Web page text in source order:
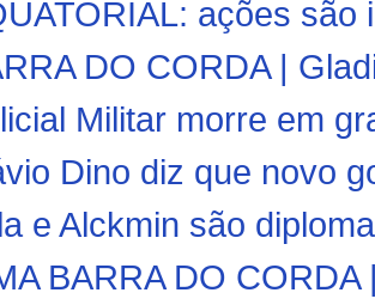
ações
DO CORDA |
Militar morre em
Dino diz que novo
e Alckmin são
BARRA DO